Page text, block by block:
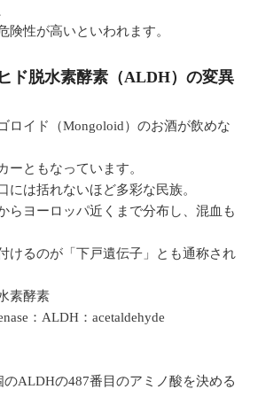
険性が高いといわれます。
ド脱水素酵素（ALDH）の変異
ロイド（Mongoloid）のお酒が飲めな
ーともなっています。
には括れないほど多彩な民族。
らヨーロッパ近くまで分布し、混血も
けるのが「下戸遺伝子」とも通称され
素酵素
：ALDH：acetaldehyde
ALDHの487番目のアミノ酸を決める